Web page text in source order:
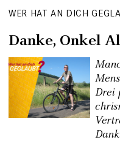
WER HAT AN DICH
Danke, Onkel
Drei